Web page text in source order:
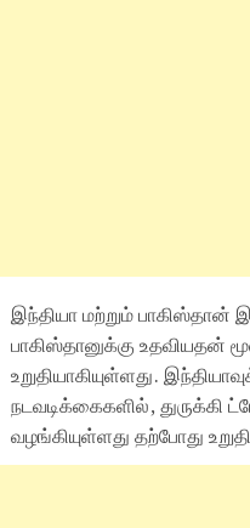
இந்தியா மற்றும் பாகிஸ்தான்
பாகிஸ்தானுக்கு உதவியதன்
உறுதியாகியுள்ளது.
நடவடிக்கைகளில், துருக்கி
வழங்கியுள்ளது தற்போது